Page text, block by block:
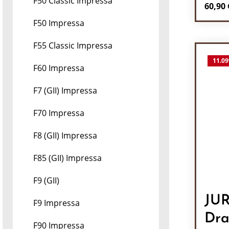
F50 Impressa
F55 Classic Impressa
F60 Impressa
F7 (GII) Impressa
F70 Impressa
F8 (GII) Impressa
F85 (GII) Impressa
F9 (GII)
F9 Impressa
F90 Impressa
60,90
11.09